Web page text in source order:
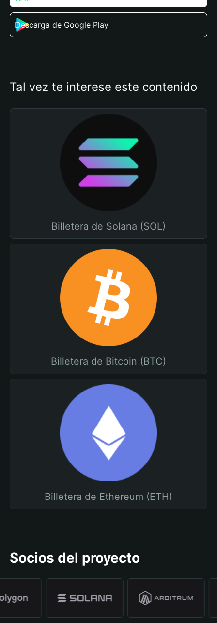
Descarga de Google Play
Tal vez te interese este contenido
Billetera de Solana (SOL)
Billetera de Bitcoin (BTC)
Billetera de Ethereum (ETH)
Socios del proyecto